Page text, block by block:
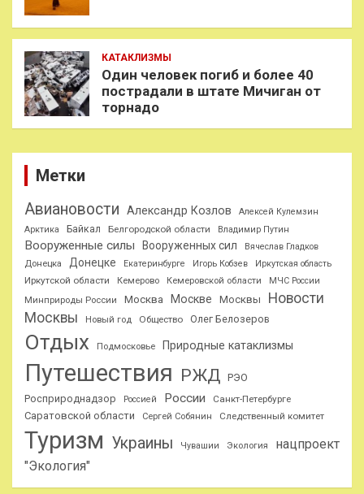
КАТАКЛИЗМЫ
Один человек погиб и более 40
пострадали в штате Мичиган от
торнадо
Метки
Авиановости Александр Козлов
Алексей Кулемзин
Арктика
Байкал Белгородской области Владимир Путин
Вооруженные силы Вооруженных сил
Вячеслав Гладков
Донецка
Донецке Екатеринбурге Игорь Кобзев Иркутская область
Иркутской области Кемерово Кемеровской области
МЧС России
Минприроды России
Москва Москве Москвы
Новости
Москвы
Новый год Общество Олег Белозеров
Отдых Подмосковье Природные катаклизмы
Путешествия РЖД РЭО
Росприроднадзор
Россией России Санкт-Петербурге
Саратовской области Сергей Собянин Следственный комитет
Туризм Украины Чувашии Экология
нацпроект
"Экология"